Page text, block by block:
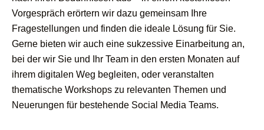
Vorgespräch erörtern wir dazu gemeinsam Ihre
Fragestellungen und finden die ideale Lösung für Sie.
Gerne bieten wir auch eine sukzessive Einarbeitung an,
bei der wir Sie und Ihr Team in den ersten Monaten auf
ihrem digitalen Weg begleiten, oder veranstalten
thematische Workshops zu relevanten Themen und
Neuerungen für bestehende Social Media Teams.